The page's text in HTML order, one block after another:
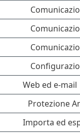
Web ed e-mail
Protezione
Importa ed